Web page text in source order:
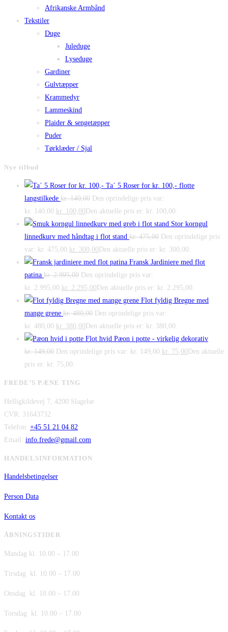
Afrikanske Armbånd
Tekstiler
Duge
Juleduge
Lyseduge
Gardiner
Gulvtæpper
Krammedyr
Lammeskind
Plaider & sengetæpper
Puder
Tørklæder / Sjal
Nye tilbud
Ta´ 5 Roser for kr. 100,- flotte
langstilkede kr.140,00 Den oprindelige pris var:
kr. 140,00. kr. 100,00 Den aktuelle pris er: kr. 100,00.
Stor korngul
linnedkurv med håndtag i flot stand kr.475,00 Den oprindelige pris
var: kr. 475,00. kr. 300,00 Den aktuelle pris er: kr. 300,00.
Fransk Jardiniere med flot
patina kr.2.995,00 Den oprindelige pris var:
kr. 2.995,00. kr. 2.295,00 Den aktuelle pris er: kr. 2.295,00.
Flot fyldig Bregne med
mange grene kr.480,00 Den oprindelige pris var:
kr. 480,00. kr. 380,00 Den aktuelle pris er: kr. 380,00.
Flot hvid Pæon i potte - virkelig dekorativ
kr.149,00 Den oprindelige pris var: kr. 149,00. kr. 75,00 Den aktuelle
pris er: kr. 75,00.
FREDE’S PÆNE TING
Helligkildevej 7, 4200 Slagelse
CVR: 31643732
Telefon: +45 51 21 04 82
Email: info.frede@gmail.com
HANDELSINFORMATION
Handelsbetingelser
Person Data
Kontakt os
ÅBNINGSTIDER
Mandag kl. 10.00 – 17.00
Tirsdag kl. 10.00 – 17.00
Onsdag kl. 10.00 – 17.00
Torsdag kl. 10.00 – 17.00